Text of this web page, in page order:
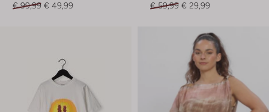
€ 99,99 € 49,99
€ 59,99 € 29,99